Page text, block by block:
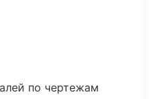
по чертежам